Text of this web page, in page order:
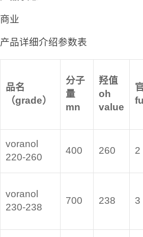
商业
产品详细介绍参数表
品名
（grade）
分子
量
mn
羟值
oh
value
voranol
220-260
400 260 2
voranol
230-238
700 238 3